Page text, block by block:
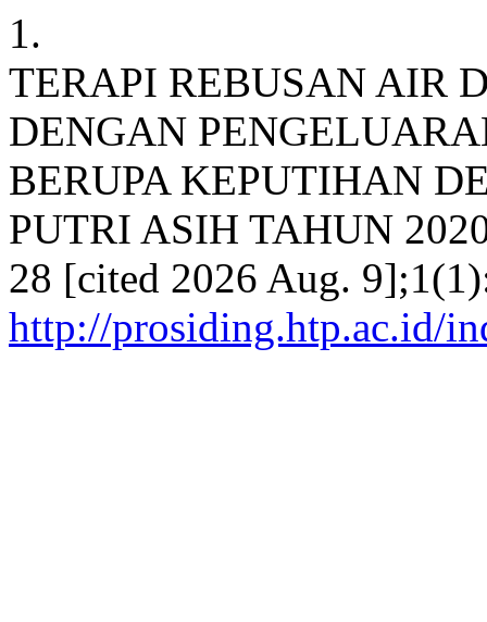
1.
TERAPI REBUSAN AIR
DENGAN
BERUPA KEPUTIHAN
PUTRI ASIH TAHUN
28 [cited 2026 Aug.
http://prosiding.htp.ac.id/